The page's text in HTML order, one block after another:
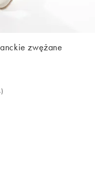
zwężane
58,00 zł (+52%). Było
)